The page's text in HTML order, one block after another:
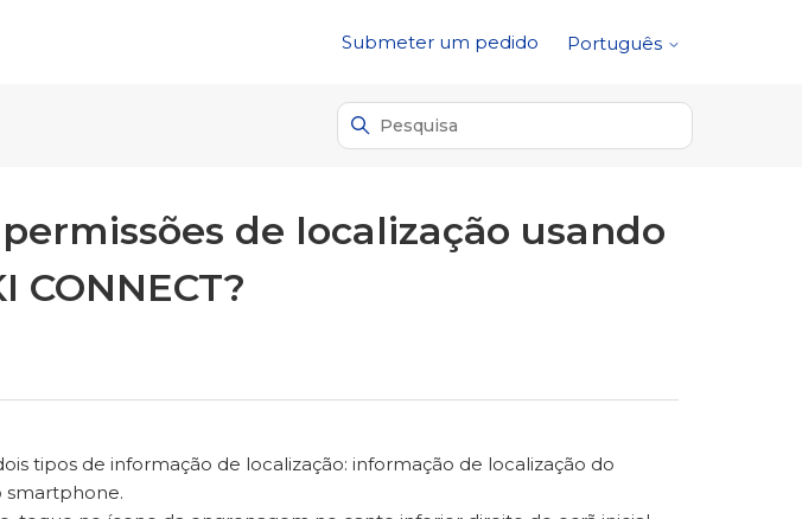
Submeter um pedido Português
de localização usando
CONNECT?
tipos de informação de localização: informação de localização do
smartphone.